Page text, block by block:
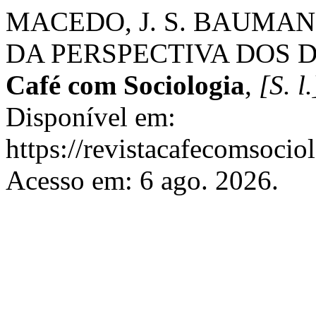
MACEDO, J. S.
DA PERSPECTIVA DOS
Café com Sociologia, [S.
Disponível em:
https://
Acesso em: 6 ago. 2026.